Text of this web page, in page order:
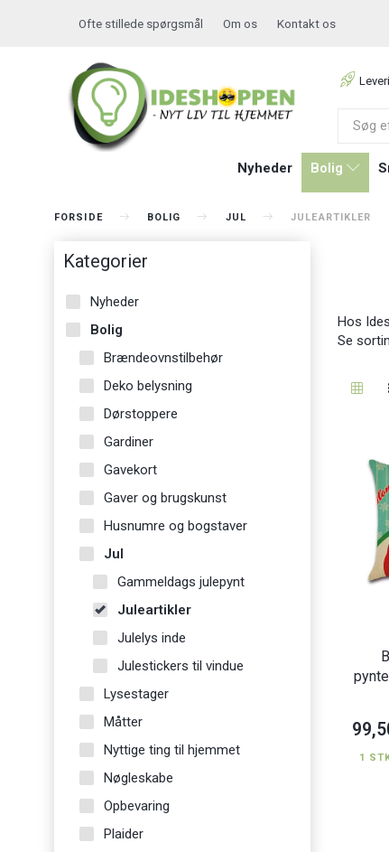
Ofte stillede spørgsmål Om os Kontakt os
Nyheder Bolig
FORSIDE BOLIG JUL JULEARTIKLER
Kategorier
Nyheder
Bolig
Brændeovnstilbehør
Deko belysning
Dørstoppere
Gardiner
Gavekort
Gaver og brugskunst
Husnumre og bogstaver
Jul
Gammeldags julepynt
Juleartikler
Julelys inde
Julestickers til vindue
Lysestager
Måtter
Nyttige ting til hjemmet
Nøgleskabe
Opbevaring
Plaider
Hos
Se
1